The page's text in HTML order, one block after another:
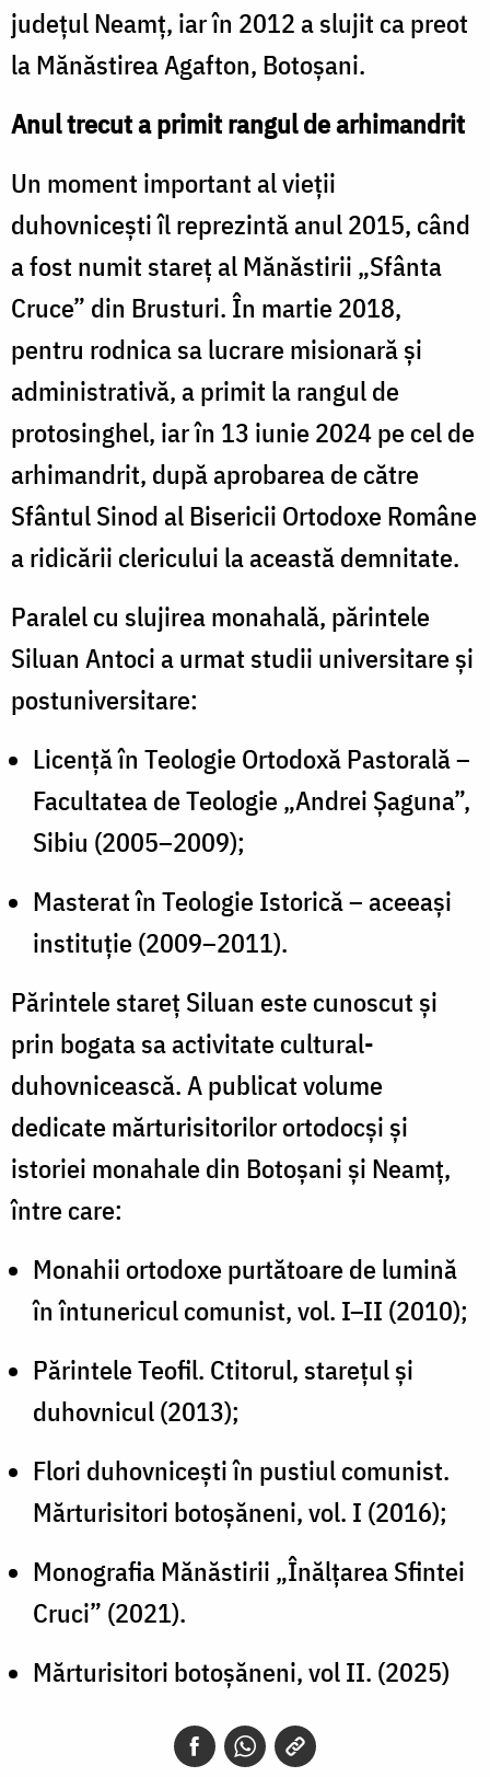
județul Neamț, iar în 2012 a slujit ca preot
la Mănăstirea Agafton, Botoșani.
Anul trecut a primit rangul de arhimandrit
Un moment important al vieții
duhovnicești îl reprezintă anul 2015, când
a fost numit stareț al Mănăstirii „Sfânta
Cruce” din Brusturi. În martie 2018,
pentru rodnica sa lucrare misionară și
administrativă, a primit la rangul de
protosinghel, iar în 13 iunie 2024 pe cel de
arhimandrit, după aprobarea de către
Sfântul Sinod al Bisericii Ortodoxe Române
a ridicării clericului la această demnitate.
Paralel cu slujirea monahală, părintele
Siluan Antoci a urmat studii universitare și
postuniversitare:
Licență în Teologie Ortodoxă Pastorală –
Facultatea de Teologie „Andrei Șaguna”,
Sibiu (2005–2009);
Masterat în Teologie Istorică – aceeași
instituție (2009–2011).
Părintele stareț Siluan este cunoscut și
prin bogata sa activitate cultural-
duhovnicească. A publicat volume
dedicate mărturisitorilor ortodocși și
istoriei monahale din Botoșani și Neamț,
între care:
Monahii ortodoxe purtătoare de lumină
în întunericul comunist, vol. I–II (2010);
Părintele Teofil. Ctitorul, starețul și
duhovnicul (2013);
Flori duhovnicești în pustiul comunist.
Mărturisitori botoșăneni, vol. I (2016);
Monografia Mănăstirii „Înălțarea Sfintei
Cruci” (2021).
Mărturisitori botoșăneni, vol II. (2025)